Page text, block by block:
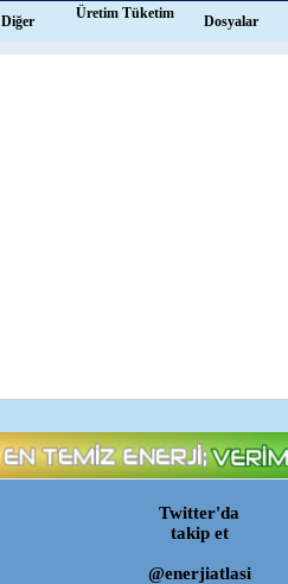
Diğer Üretim Tüketim Dosyalar
Twitter'da
takip et
@enerjiatlasi